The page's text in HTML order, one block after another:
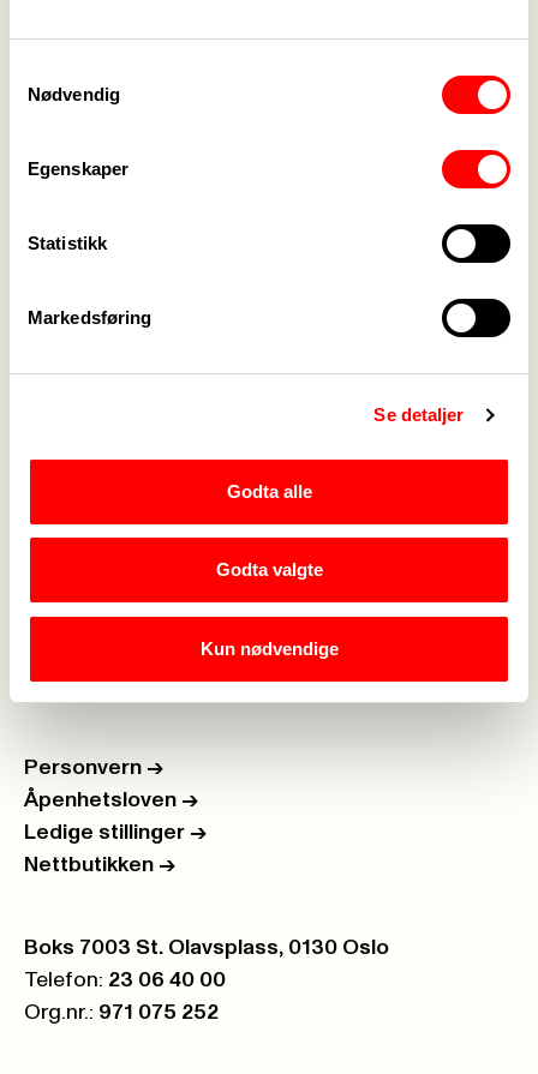
Nødvendig
Egenskaper
Statistikk
Markedsføring
Se detaljer
Godta alle
Godta valgte
Kun nødvendige
www.rop.no/erfaringsforum
For tillitsvalgte ->
Om Fagforbundet ->
Rettigheter i arbeidslivet ->
Brosjyrer og materiell
Personvern ->
Åpenhetsloven ->
Ledige stillinger ->
Nettbutikken ->
Postboks:
Boks 7003 St. Olavsplass, 0130 Oslo
Telefon: 23 06 40 00
Org.nr.: 971 075 252